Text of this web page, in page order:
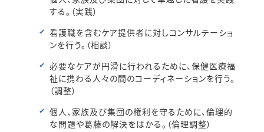
する。（実践）
看護職を含むケア提供者に対しコンサルテーショ
ンを行う。（相談）
必要なケアが円滑に行われるために、保健医療福
祉に携わる人々の間のコーディネーションを行う。
（調整）
個人、家族及び集団の権利を守るために、倫理的
な問題や葛藤の解決をはかる。（倫理調整）